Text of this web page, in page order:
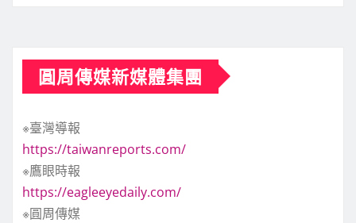
圓周傳媒新媒體集團
※臺灣導報
https://taiwanreports.com/
※鷹眼時報
https://eagleeyedaily.com/
※圓周傳媒